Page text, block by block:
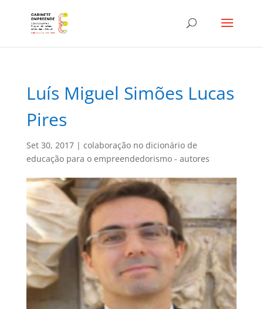
Luís Miguel Simões Lucas
Pires
Set 30, 2017| colaboração no dicionário de
educação para o empreendedorismo - autores